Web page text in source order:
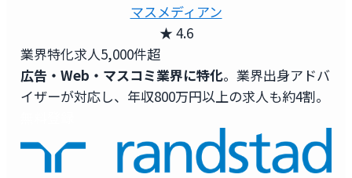
マスメディアン
★ 4.6
業界特化求人5,000件超
広告・Web・マスコミ業界に特化。業界出身アドバ
イザーが対応し、年収800万円以上の求人も約4割。